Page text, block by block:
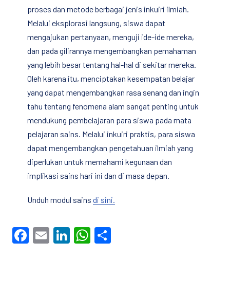
proses dan metode berbagai jenis inkuiri ilmiah.
Melalui eksplorasi langsung, siswa dapat
mengajukan pertanyaan, menguji ide-ide mereka,
dan pada gilirannya mengembangkan pemahaman
yang lebih besar tentang hal-hal di sekitar mereka.
Oleh karena itu, menciptakan kesempatan belajar
yang dapat mengembangkan rasa senang dan ingin
tahu tentang fenomena alam sangat penting untuk
mendukung pembelajaran para siswa pada mata
pelajaran sains. Melalui inkuiri praktis, para siswa
dapat mengembangkan pengetahuan ilmiah yang
diperlukan untuk memahami kegunaan dan
implikasi sains hari ini dan di masa depan.
Unduh modul sains di sini.
Facebook
EmailLinkedIn
WhatsApp
PREVIOUS